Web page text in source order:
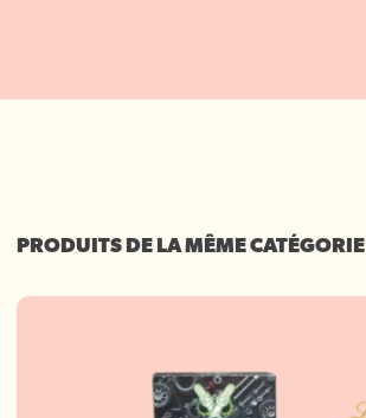
PRODUITS DE LA MÊME CATÉGORIE